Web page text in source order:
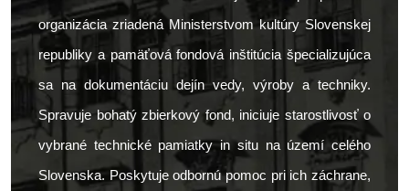
organizácia zriadená Ministerstvom kultúry Slovenskej
republiky a pamäťová fondová inštitúcia špecializujúca
sa na dokumentáciu dejín vedy, výroby a techniky.
Spravuje bohatý zbierkový fond, iniciuje starostlivosť o
vybrané technické pamiatky in situ na území celého
Slovenska. Poskytuje odbornú pomoc pri ich záchrane,